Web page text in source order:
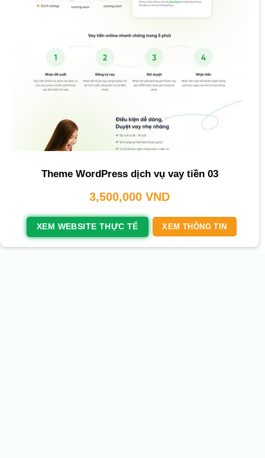
Theme WordPress dịch vụ vay tiền 03
3,500,000 VND
XEM WEBSITE THỰC TẾ XEM THÔNG TIN